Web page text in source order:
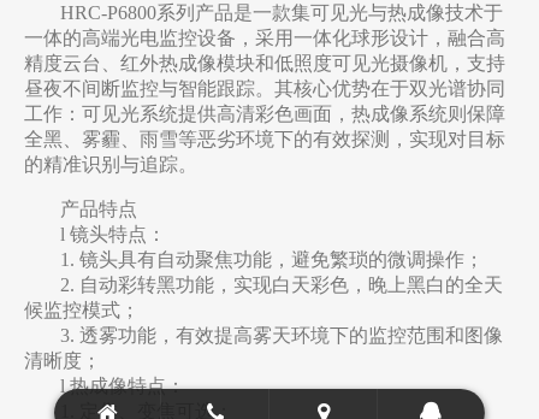
光学产品系列
光学产品系列
光学产品系列
光学产品系列
光学产品系列
光学产品系列
光学产品系列
轻载云台摄像机
重载云台摄像机
HRC-P6800系列产品是一款集可见光与热成像技术于
一体的高端光电监控设备，采用一体化球形设计，融合高
精度云台、红外热成像模块和低照度可见光摄像机，支持
昼夜不间断监控与智能跟踪。其核心优势在于双光谱协同
工作：可见光系统提供高清彩色画面，热成像系统则保障
全黑、雾霾、雨雪等恶劣环境下的有效探测，实现对目标
的精准识别与追踪。
产品特点
l 镜头特点：
1. 镜头具有自动聚焦功能，避免繁琐的微调操作；
2. 自动彩转黑功能，实现白天彩色，晚上黑白的全天
候监控模式；
3. 透雾功能，有效提高雾天环境下的监控范围和图像
清晰度；
l 热成像特点：
1. 定焦、变焦可选；